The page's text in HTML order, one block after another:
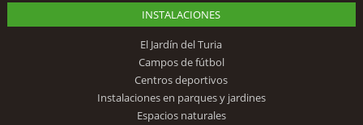
INSTALACIONES
El Jardín del Turia
Campos de fútbol
Centros deportivos
Instalaciones en parques y jardines
Espacios naturales